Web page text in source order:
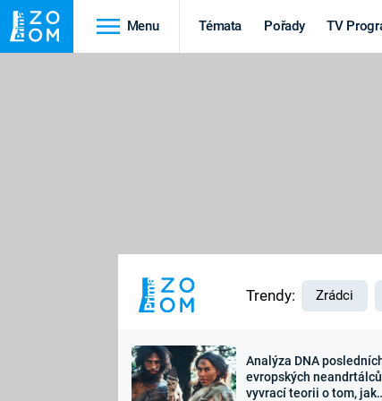
Menu Témata Pořady TV
Výročí
Trendy: Zrádci
Analýza DNA
evropských neandrtálců
vyvrací teorii o tom, jak